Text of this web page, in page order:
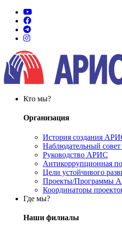
Кто мы?
Организация
История создания
Наблюдательный
Руководство АРИС
Антикоррупционная
Цели устойчивого
Проекты/Программы
Координаторы
Где мы?
Наши филиалы